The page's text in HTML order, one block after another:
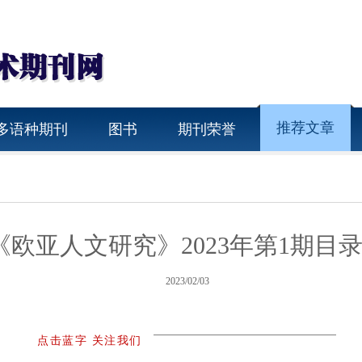
语种期刊 图书 期刊荣誉 推荐文章
欧亚人文研究》2023年第1期目
2023/02/03
点击蓝字 关注我们